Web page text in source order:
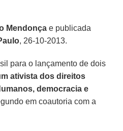
Mendonça e publicada
, 26-10-2013.
para o lançamento de dois
ativista dos direitos
democracia e
em coautoria com a